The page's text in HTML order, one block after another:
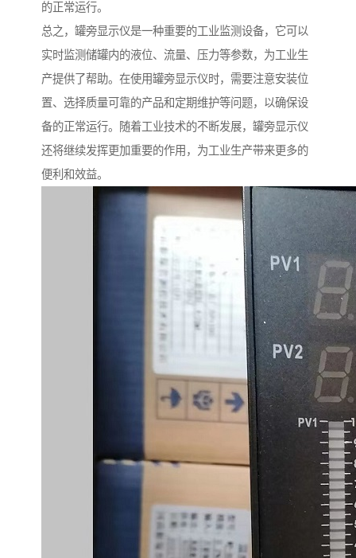
的正常运行。
总之，罐旁显示仪是一种重要的工业监测设备，它可以
实时监测储罐内的液位、流量、压力等参数，为工业生
产提供了帮助。在使用罐旁显示仪时，需要注意安装位
置、选择质量可靠的产品和定期维护等问题，以确保设
备的正常运行。随着工业技术的不断发展，罐旁显示仪
还将继续发挥更加重要的作用，为工业生产带来更多的
便利和效益。